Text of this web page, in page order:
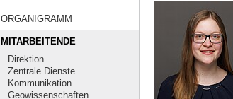
ORGANIGRAMM
MITARBEITENDE
Direktion
Zentrale Dienste
Kommunikation
Geowissenschaften